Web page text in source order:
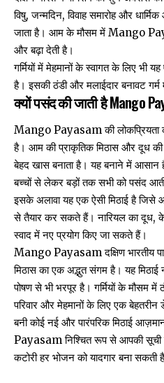
विषु, जन्मदिन, विवाह समारोह और
जाता है। आम के मौसम में Mango
और बढ़ा देती है।
गर्मियों में मेहमानों के स्वागत के लिए भी
है। इसकी ठंडी और मलाईदार बनावट
क्यों पसंद की जाती है Mango
Mango Payasam की लोकप्रियता
है। आम की प्राकृतिक मिठास और दूध
बेहद खास बनाता है। यह बनाने में आसान
बच्चों से लेकर बड़ों तक सभी को पसंद
इसके अलावा यह एक ऐसी मिठाई है
से तैयार कर सकते हैं। नारियल का दूध,
स्वाद में नए प्रयोग किए जा सकते हैं।
Mango Payasam दक्षिण भारतीय
मिठास का एक अद्भुत संगम है। यह
पोषण से भी भरपूर है। गर्मियों के
परिवार और मेहमानों के लिए एक
बनी कोई नई और पारंपरिक मिठाई
Payasam निश्चित रूप से आपकी सूची
कटोरी हर भोजन को यादगार बना सकती